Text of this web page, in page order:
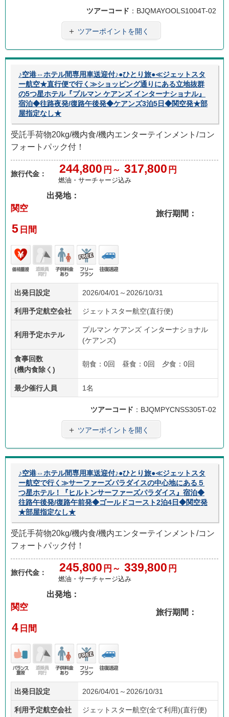
ツアーコード ：BJQMAYOOLS1004T-02
＋ ツアーポイントを開く
♪空港⇔ホテル間専用車送迎付♪●ひとり旅●≪ジェットスタ
ー航空★直行便で行く≫ショッピング通りにある立地抜群
の5つ星ホテル『プルマン ケアンズ インターナショナル』
宿泊◆往路夜発/復路午後発◆ケアンズ3泊5日◆関空発★部
屋指定なし★
受託手荷物20kg/機内食/機内エンターテインメント/コン
フォートパック付！
旅行代金： 244,800 円～ 317,800 円
燃油・サーチャージ込み
出発地：
関空
旅行期間：
5 日間
価格
重視
添乗
員無
し
子供
あり
フリ
ープ
ラン
往復
送迎
出発日設定 2026/04/01～2026/10/31
利用予定航空会社 ジェットスター航空(直行便)
利用予定ホテル
プルマン ケアンズ インターナショナル
(ケアンズ)
食事回数
(機内食除く)
朝食：0回 昼食：0回 夕食：0回
最少催行人員 1名
ツアーコード ：BJQMPYCNSS305T-02
＋ ツアーポイントを開く
♪空港⇔ホテル間専用車送迎付♪●ひとり旅●≪ジェットスタ
ー航空で行く≫サーファーズパラダイスの中心地にある５
つ星ホテル！『ヒルトンサーファーズパラダイス』宿泊◆
往路午後発/復路午前発◆ゴールドコースト2泊4日◆関空発
★部屋指定なし★
受託手荷物20kg/機内食/機内エンターテインメント/コン
フォートパック付！
旅行代金： 245,800 円～ 339,800 円
燃油・サーチャージ込み
出発地：
関空
旅行期間：
4 日間
バラ
ンス
重視
添乗
員無
し
子供
あり
フリ
ープ
ラン
往復
送迎
出発日設定 2026/04/01～2026/10/31
利用予定航空会社 ジェットスター航空(全て利用)(直行便)